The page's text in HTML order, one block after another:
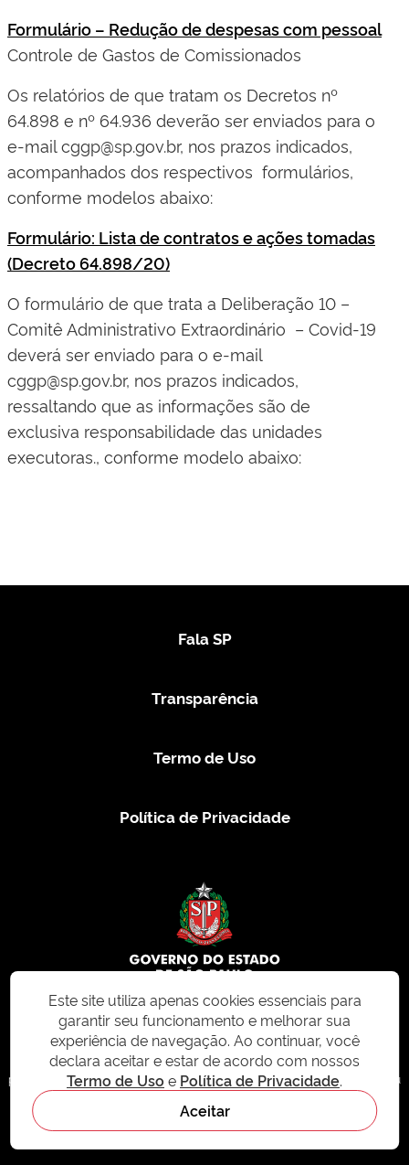
Formulário – Redução de despesas com pessoal
Controle de Gastos de Comissionados
Os relatórios de que tratam os Decretos nº
64.898 e nº 64.936 deverão ser enviados para o
e-mail cggp@sp.gov.br, nos prazos indicados,
acompanhados dos respectivos formulários,
conforme modelos abaixo:
Formulário: Lista de contratos e ações tomadas
(Decreto 64.898/20)
O formulário de que trata a Deliberação 10 –
Comitê Administrativo Extraordinário – Covid-19
deverá ser enviado para o e-mail
cggp@sp.gov.br, nos prazos indicados,
ressaltando que as informações são de
exclusiva responsabilidade das unidades
executoras., conforme modelo abaixo:
Fala SP
Transparência
Termo de Uso
Política de Privacidade
© 2026 CMS.SP.GOV.BR. Todos os direitos reservados.
Este site e todo o seu conteúdo, incluindo textos, imagens e design, são
protegidos por direitos autorais e não podem ser reproduzidos, distribuídos ou
modificados sem permissão expressa. Para mais informações ou para
solicitações de uso, acesse nosso site
Este site utiliza apenas cookies essenciais para
garantir seu funcionamento e melhorar sua
experiência de navegação. Ao continuar, você
declara aceitar e estar de acordo com nossos
Termo de Uso e Política de Privacidade.
Aceitar